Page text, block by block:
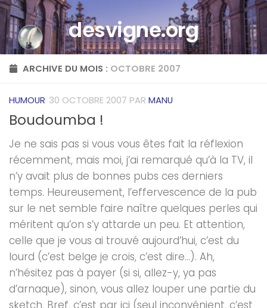
Skip to contentdesvigne.org
ARCHIVE DU MOIS : OCTOBRE 2007
HUMOUR 30 OCTOBRE 2007 PAR MANU
Boudoumba !
Je ne sais pas si vous vous êtes fait la réflexion
récemment, mais moi, j’ai remarqué qu’à la TV, il
n’y avait plus de bonnes pubs ces derniers
temps. Heureusement, l’effervescence de la pub
sur le net semble faire naître quelques perles qui
méritent qu’on s’y attarde un peu. Et attention,
celle que je vous ai trouvé aujourd’hui, c’est du
lourd (c’est belge je crois, c’est dire…). Ah,
n’hésitez pas à payer (si si, allez-y, ya pas
d’arnaque), sinon, vous allez louper une partie du
sketch. Bref, c’est par ici (seul inconvénient, c’est